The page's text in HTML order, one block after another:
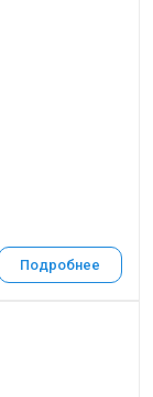
Подробнее